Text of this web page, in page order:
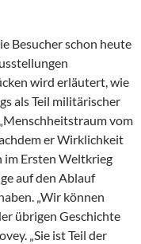
Besucher schon heute
wird erläutert, wie
als Teil militärischer
vom
er Wirklichkeit
im Ersten Weltkrieg
auf den Ablauf
„Wir können
übrigen Geschichte
„Sie ist Teil der